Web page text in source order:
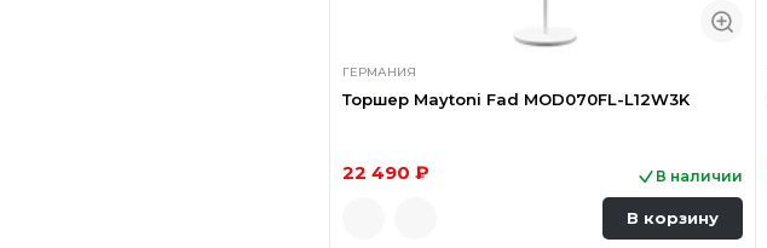
ГЕРМАНИЯ
Торшер Maytoni Fad MOD070FL-L12W3K
22 490 ₽ В наличии
В корзину